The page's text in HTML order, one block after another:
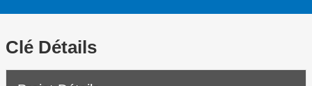
Clé Détails